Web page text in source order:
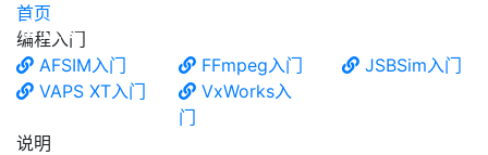
食铁兽
首页
编程入门
AFSIM入门
FFmpeg入门
JSBSim入门
VAPS XT入门
VxWorks入
门
说明